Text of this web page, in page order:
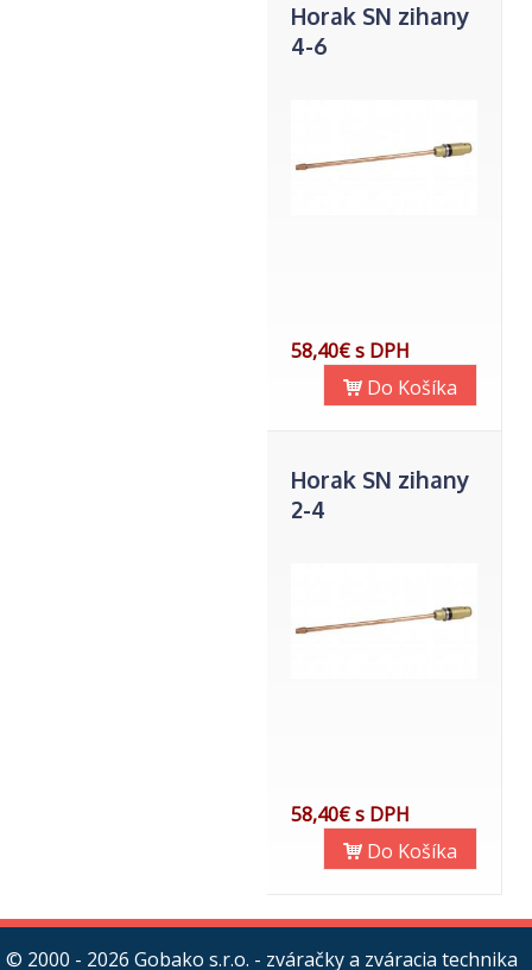
Horak SN zihany
4-6
58,40€ s DPH
Do Košíka
Horak SN zihany
2-4
58,40€ s DPH
Do Košíka
© 2000 - 2026 Gobako s.r.o. - zváračky a zváracia technika